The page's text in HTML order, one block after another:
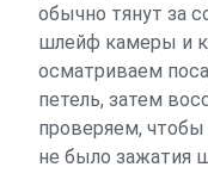
обычно тянут за
шлейф камеры и
осматриваем
петель, затем
проверяем, чтобы
не было зажатия